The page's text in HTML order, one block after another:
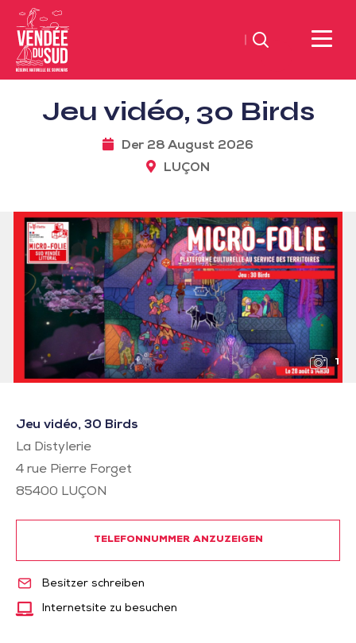
Sud
Vendée
Suchen
Jeu vidéo, 30 Birds
Der 28 August 2026
LUÇON
1
Jeu vidéo, 30 Birds
La Distylerie
4 rue Pierre Forget
85400 LUÇON
TELEFONNUMMER ANZUZEIGEN
Besitzer schreiben
Internetsite zu besuchen